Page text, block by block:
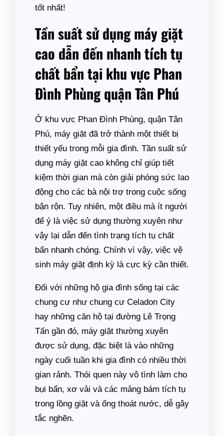
tốt nhất!
Tần suất sử dụng máy giặt
cao dẫn đến nhanh tích tụ
chất bẩn tại khu vực Phan
Đình Phùng quận Tân Phú
Ở khu vực Phan Đình Phùng, quận Tân
Phú, máy giặt đã trở thành một thiết bị
thiết yếu trong mỗi gia đình. Tần suất sử
dụng máy giặt cao không chỉ giúp tiết
kiệm thời gian mà còn giải phóng sức lao
động cho các bà nội trợ trong cuộc sống
bận rộn. Tuy nhiên, một điều mà ít người
để ý là việc sử dụng thường xuyên như
vậy lại dẫn đến tình trạng tích tụ chất
bẩn nhanh chóng. Chính vì vậy, việc vệ
sinh máy giặt định kỳ là cực kỳ cần thiết.
Đối với những hộ gia đình sống tại các
chung cư như chung cư Celadon City
hay những căn hộ tại đường Lê Trọng
Tấn gần đó, máy giặt thường xuyên
được sử dụng, đặc biệt là vào những
ngày cuối tuần khi gia đình có nhiều thời
gian rảnh. Thói quen này vô tình làm cho
bụi bẩn, xơ vải và các mảng bám tích tụ
trong lồng giặt và ống thoát nước, dễ gây
tắc nghẽn.